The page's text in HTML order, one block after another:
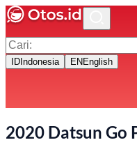
ID Indonesia EN English
2020 Datsun Go